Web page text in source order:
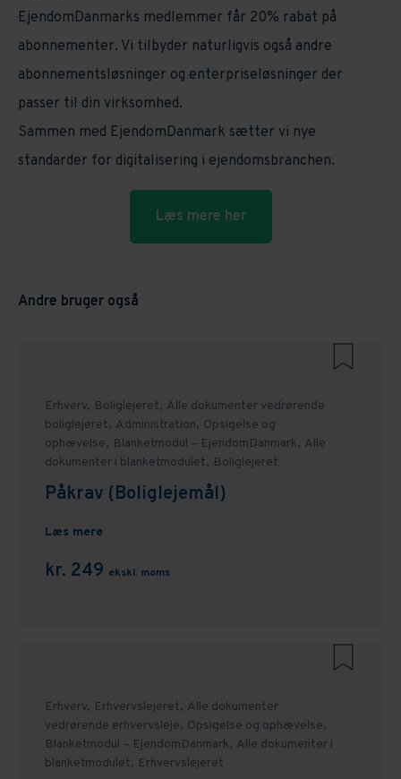
EjendomDanmarks medlemmer får 20% rabat på
abonnementer. Vi tilbyder naturligvis også andre
abonnementsløsninger og enterpriseløsninger der
passer til din virksomhed.
Sammen med EjendomDanmark sætter vi nye
standarder for digitalisering i ejendomsbranchen.
Læs mere her
Andre bruger også
Erhverv, Boliglejeret, Alle dokumenter vedrørende
boliglejeret, Administration, Opsigelse og
ophævelse, Blanketmodul – EjendomDanmark, Alle
dokumenter i blanketmodulet, Boliglejeret
Påkrav (Boliglejemål)
Læs mere
kr. 249 ekskl. moms
Erhverv, Erhvervslejeret, Alle dokumenter
vedrørende erhvervsleje, Opsigelse og ophævelse,
Blanketmodul – EjendomDanmark, Alle dokumenter i
blanketmodulet, Erhvervslejeret